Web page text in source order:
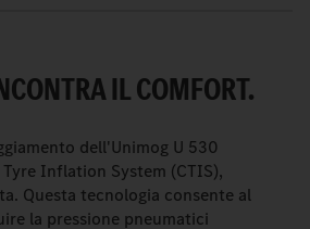
IL COMFORT.
dell'Unimog U 530
Inflation System (CTIS),
Questa tecnologia consente al
la pressione pneumatici